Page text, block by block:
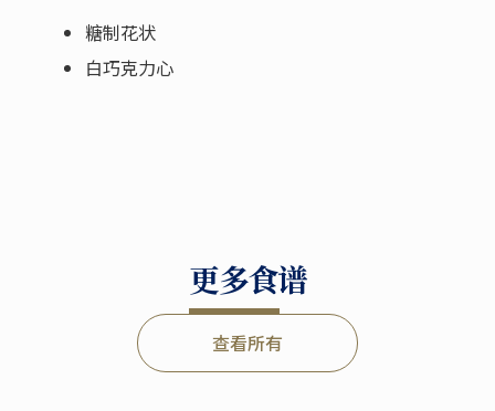
糖制花状
白巧克力心
更多食谱
查看所有